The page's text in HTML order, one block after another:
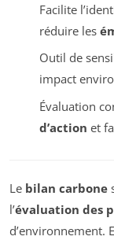
Facilite
réduire les
Outil de
impact
Évaluation
d’action et
Le bilan carbone
l’évaluation des
d’environnement.